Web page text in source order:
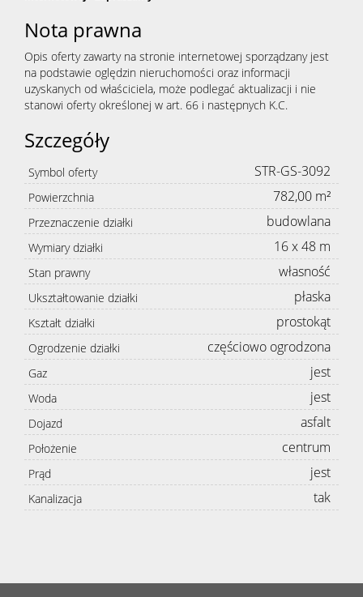
Nota prawna
Opis oferty zawarty na stronie internetowej sporządzany jest
na podstawie oględzin nieruchomości oraz informacji
uzyskanych od właściciela, może podlegać aktualizacji i nie
stanowi oferty określonej w art. 66 i następnych K.C.
Szczegóły
Symbol oferty STR-GS-3092
Powierzchnia 782,00 m²
Przeznaczenie działki budowlana
Wymiary działki 16 x 48 m
Stan prawny własność
Ukształtowanie działki płaska
Kształt działki prostokąt
Ogrodzenie działki częściowo ogrodzona
Gaz jest
Woda jest
Dojazd asfalt
Położenie centrum
Prąd jest
Kanalizacja tak